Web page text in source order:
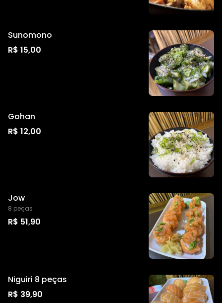
Sunomono
R$ 15,00
Gohan
R$ 12,00
Jow
8 peças
R$ 51,90
Niguiri 8 peças
R$ 39,90